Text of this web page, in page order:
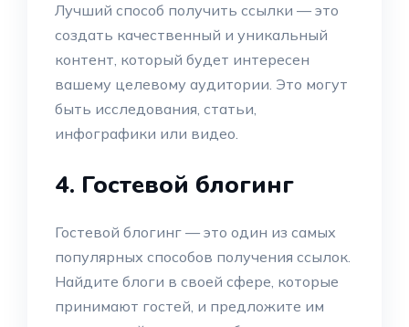
Лучший способ получить ссылки — это
создать качественный и уникальный
контент, который будет интересен
вашему целевому аудитории. Это могут
быть исследования, статьи,
инфографики или видео.
4. Гостевой блогинг
Гостевой блогинг — это один из самых
популярных способов получения ссылок.
Найдите блоги в своей сфере, которые
принимают гостей, и предложите им